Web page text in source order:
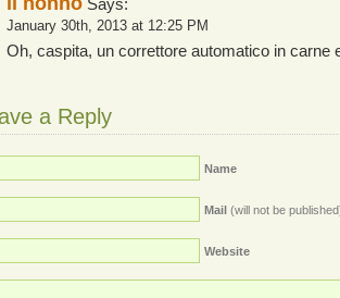
Says:
January 30th, 2013 at 12:25 PM
Oh, caspita, un correttore automatico in carne
a Reply
Name
Mail (will not be
Website